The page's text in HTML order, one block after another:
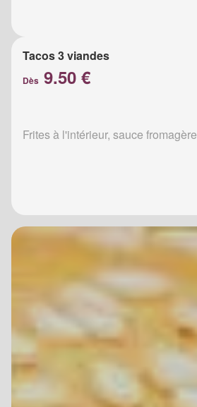
Tacos 3 viandes
Dès 9.50 €
Frites à l'intérieur, sauce fromagère